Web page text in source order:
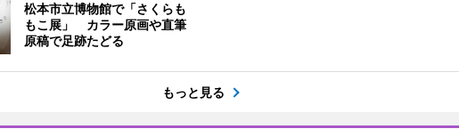
松本市立博物館で「さくらも
もこ展」 カラー原画や直筆
原稿で足跡たどる
もっと見る